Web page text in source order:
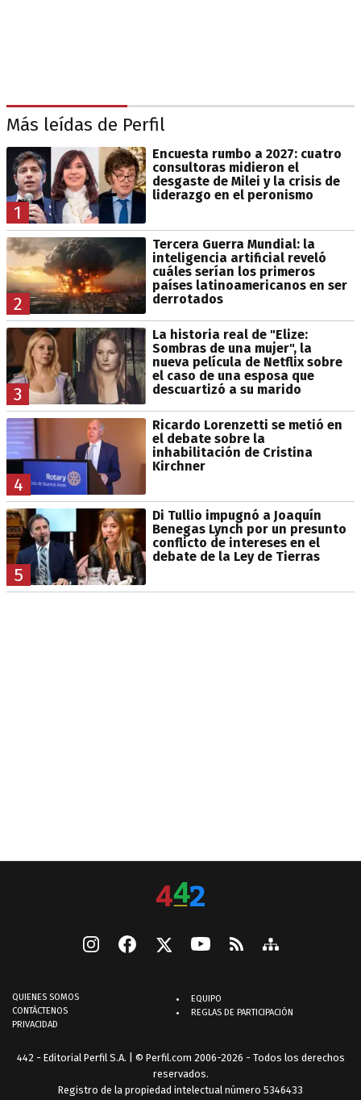
Más leídas de Perfil
1
Encuesta rumbo a 2027: cuatro
consultoras midieron el
desgaste de Milei y la crisis de
liderazgo en el peronismo
2
Tercera Guerra Mundial: la
inteligencia artificial reveló
cuáles serían los primeros
países latinoamericanos en ser
derrotados
3
La historia real de "Elize:
Sombras de una mujer", la
nueva película de Netflix sobre
el caso de una esposa que
descuartizó a su marido
4
Ricardo Lorenzetti se metió en
el debate sobre la
inhabilitación de Cristina
Kirchner
5
Di Tullio impugnó a Joaquín
Benegas Lynch por un presunto
conflicto de intereses en el
debate de la Ley de Tierras
QUIENES SOMOS
CONTÁCTENOS
PRIVACIDAD
EQUIPO
REGLAS DE PARTICIPACIÓN
442 - Editorial Perfil S.A. | © Perfil.com 2006-2026 - Todos los derechos
reservados.
Registro de la propiedad intelectual número 5346433